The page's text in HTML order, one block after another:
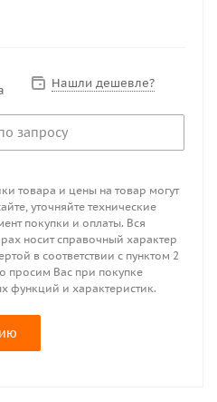
Нашли дешевле?
запросу
товара и цены на товар могут
уточняйте технические
покупки и оплаты. Вся
носит справочный характер
в соответствии с пунктом 2
просим Вас при покупке
функций и характеристик.